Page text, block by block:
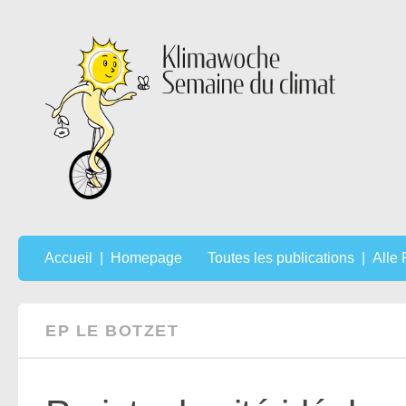
Accueil | Homepage Toutes les publications | Alle
EP LE BOTZET